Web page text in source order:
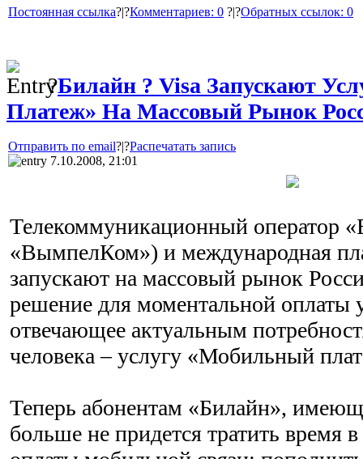
Постоянная ссылка?|?Комментариев: 0 ?|?Обратных ссылок: 0
?Билайн ? Visa Запускают
Платеж» На Массовый Рынок
Отправить по email?|?Распечатать запись
7.10.2008, 21:01
Телекоммуникационный оператор
«ВымпелКом») и международная
запускают на массовый рынок
решение для моментальной оплаты
отвечающее актуальным
человека – услугу «Мобильный
Теперь абонентам «Билайн»,
больше не придется тратить время